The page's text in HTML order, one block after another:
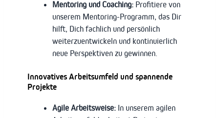
Mentoring und Coaching: Profitiere von
unserem Mentoring-Programm, das Dir
hilft, Dich fachlich und persönlich
weiterzuentwickeln und kontinuierlich
neue Perspektiven zu gewinnen.
Innovatives Arbeitsumfeld und spannende
Projekte
Agile Arbeitsweise: In unserem agilen